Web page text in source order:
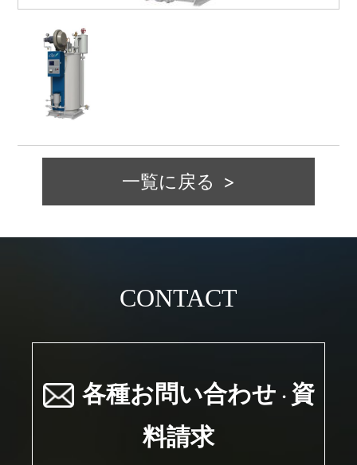
一覧に戻る
CONTACT
各種お問い合わせ ・ 資
料請求